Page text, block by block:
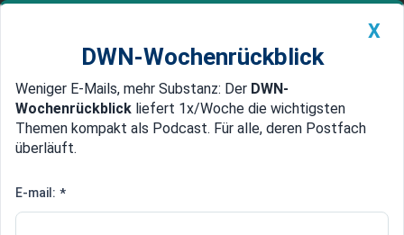
Newsticker MEIN DWN: Geldanlage Premium
Edelmetalle DWN-Magazin China
Handwerk: „Die Bürokratie
X
DWN-Wochenrückblick
Weniger E-Mails, mehr Substanz: Der DWN-
Wochenrückblick liefert 1x/Woche die wichtigsten
Themen kompakt als Podcast. Für alle, deren Postfach
überläuft.
E-mail: *